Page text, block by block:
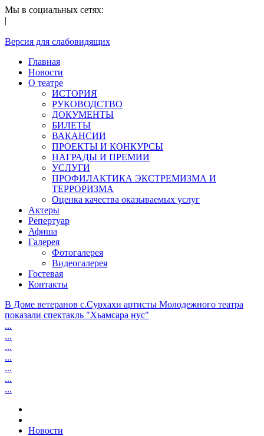
Мы в социальных сетях:
|
Версия для слабовидящих
Главная
Новости
О театре
ИСТОРИЯ
РУКОВОДСТВО
ДОКУМЕНТЫ
БИЛЕТЫ
ВАКАНСИИ
ПРОЕКТЫ И КОНКУРСЫ
НАГРАДЫ И ПРЕМИИ
УСЛУГИ
ПРОФИЛАКТИКА ЭКСТРЕМИЗМА И
ТЕРРОРИЗМА
Оценка качества оказываемых услуг
Актеры
Репертуар
Афиша
Галерея
Фотогалерея
Видеогалерея
Гостевая
Контакты
В Доме ветеранов с.Сурхахи артисты Молодежного театра
показали спектакль "Хьамсара нус"
...
...
...
...
...
...
...
Новости